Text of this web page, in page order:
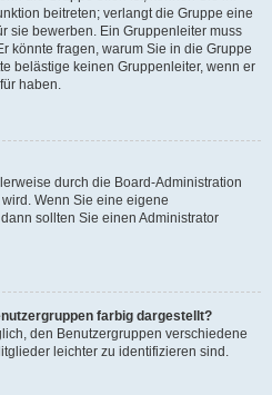
beitreten; verlangt die Gruppe eine
sie bewerben. Ein Gruppenleiter muss
könnte fragen, warum Sie in die Gruppe
belästige keinen Gruppenleiter, wenn er
haben.
durch die Board-Administration
Wenn Sie eine eigene
sollten Sie einen Administrator
farbig dargestellt?
den Benutzergruppen verschiedene
leichter zu identifizieren sind.